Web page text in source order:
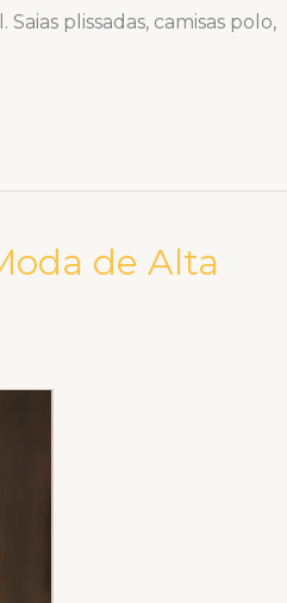
plissadas, camisas polo,
de Alta